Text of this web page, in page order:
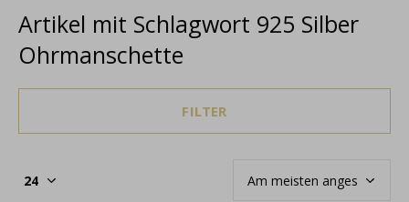
Artikel mit Schlagwort 925 Silber
Ohrmanschette
FILTER